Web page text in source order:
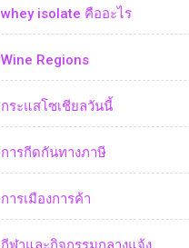
whey isolate คืออะไร
Wine Regions
กระแสโซเชียลวันนี้
การกีดกันทางภาษี
การเมืองการค้า